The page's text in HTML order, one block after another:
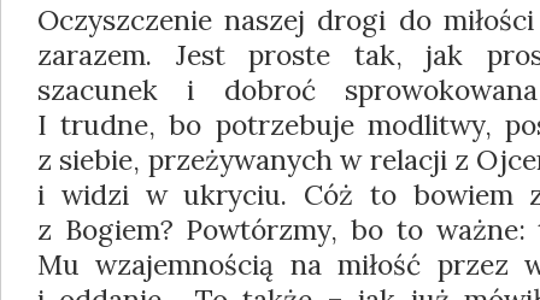
Oczyszczenie naszej drogi do
zarazem. Jest proste tak, jak
szacunek i dobroć
I trudne, bo potrzebuje modlitwy,
z siebie, przeżywanych w relacji z
i widzi w ukryciu. Cóż to bowiem
z Bogiem? Powtórzmy, bo to
Mu wzajemnością na miłość przez